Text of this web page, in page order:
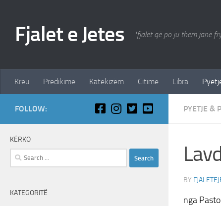
Fjalet e Jetes "fjalët që po ju them janë
Kreu Predikime Katekizëm Citime Libra
PYETJE &
BY
nga
FOLLOW:
KËRKO
Search
for:
KATEGORITË